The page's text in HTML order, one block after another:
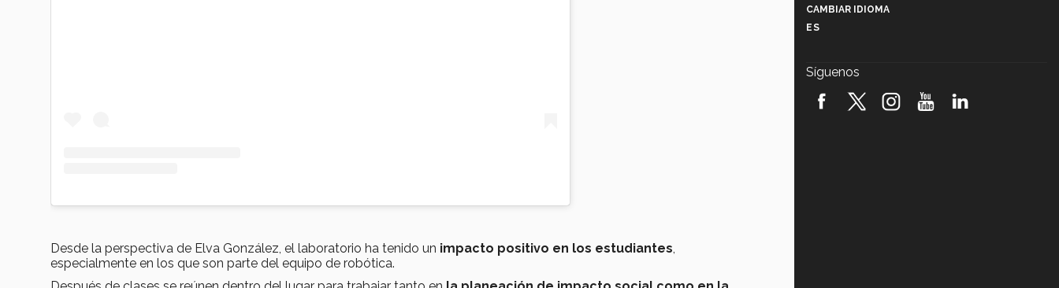
Desde la perspectiva de Elva González, el laboratorio ha tenido un impacto positivo en los estudiantes,
especialmente en los que son parte del equipo de robótica.
robótica FIRST 2026! (video)
CAMBIAR IDIOMA
ES
Síguenos